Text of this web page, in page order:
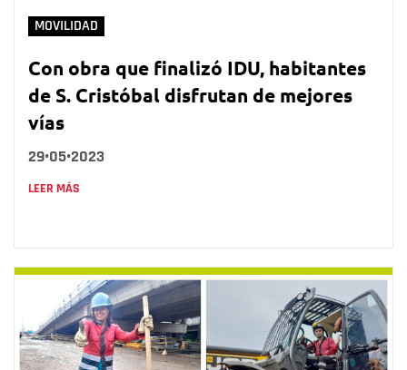
MOVILIDAD
Con obra que finalizó IDU, habitantes
de S. Cristóbal disfrutan de mejores
vías
29•05•2023
LEER MÁS